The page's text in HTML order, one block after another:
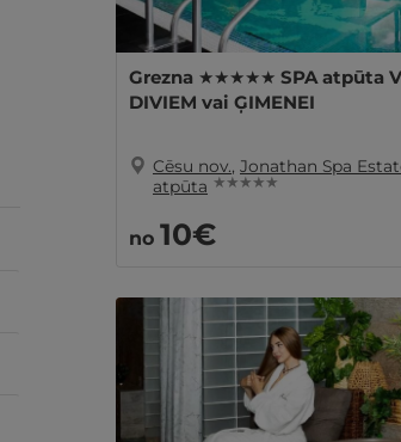
Grezna ★★★★★ SPA atpūta
DIVIEM vai ĢIMENEI
Cēsu nov., Jonathan Spa
atpūta ★ ★ ★ ★ ★
no 10€